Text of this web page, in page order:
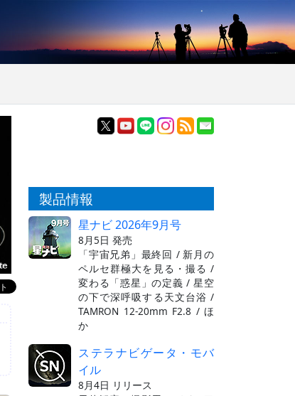
製品情報
星ナビ 2026年9月号
8月5日 発売
「宇宙兄弟」最終回 / 新月の
ペルセ群極大を見る・撮る /
変わる「惑星」の定義 / 星空
の下で深呼吸する天文台浴 /
TAMRON 12-20mm F2.8 / ほ
か
ステラナビゲータ・モバ
イル
8月4日 リリース